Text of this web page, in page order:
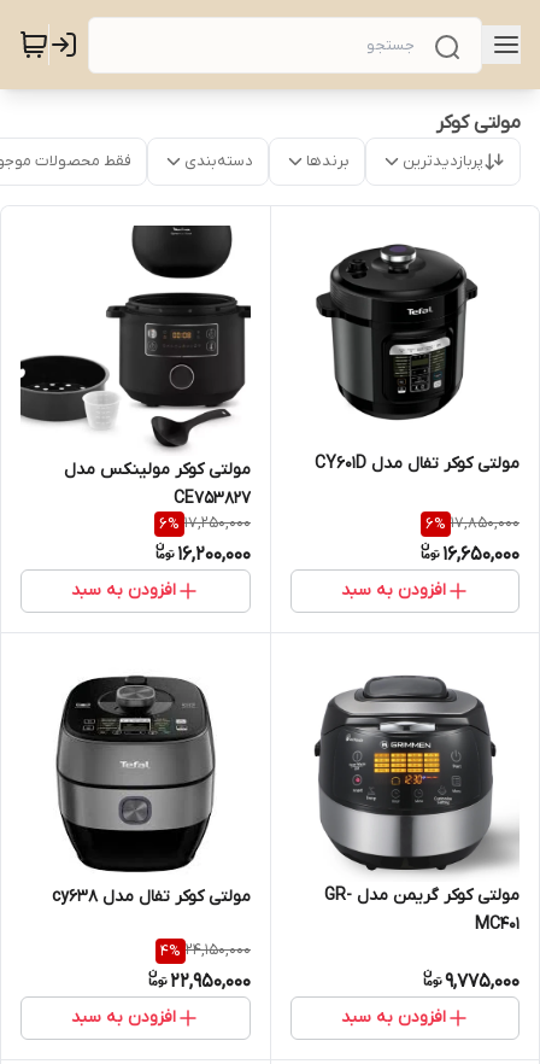
مولتی کوکر
پربازدیدترین برندها دسته‌بندی فقط محصولات
مولتی کوکر تفال مدل CY601D
17,850,000
6%
16,650,000
افزودن به سبد
مولتی کوکر مولینکس مدل
CE753827
17,250,000
6%
16,200,000
افزودن به سبد
مولتی کوکر گریمن مدل GR-
MC401
9,775,000
افزودن به سبد
مولتی کوکر تفال مدل cy638
24,150,000
4%
22,950,000
افزودن به سبد